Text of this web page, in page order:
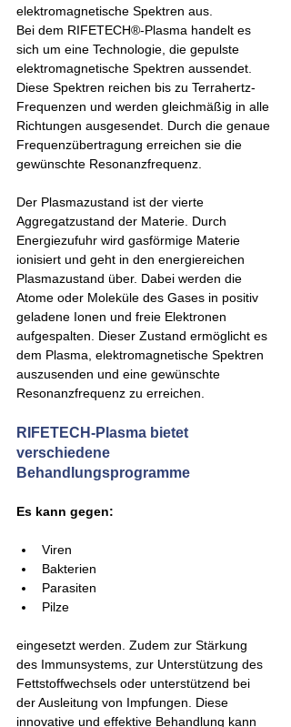
elektromagnetische Spektren aus.
Bei dem RIFETECH®-Plasma handelt es
sich um eine Technologie, die gepulste
elektromagnetische Spektren aussendet.
Diese Spektren reichen bis zu Terrahertz-
Frequenzen und werden gleichmäßig in alle
Richtungen ausgesendet. Durch die genaue
Frequenzübertragung erreichen sie die
gewünschte Resonanzfrequenz.
Der Plasmazustand ist der vierte
Aggregatzustand der Materie. Durch
Energiezufuhr wird gasförmige Materie
ionisiert und geht in den energiereichen
Plasmazustand über. Dabei werden die
Atome oder Moleküle des Gases in positiv
geladene Ionen und freie Elektronen
aufgespalten. Dieser Zustand ermöglicht es
dem Plasma, elektromagnetische Spektren
auszusenden und eine gewünschte
Resonanzfrequenz zu erreichen.
RIFETECH-Plasma bietet
verschiedene
Behandlungsprogramme
Es kann gegen:
Viren
Bakterien
Parasiten
Pilze
eingesetzt werden. Zudem zur Stärkung
des Immunsystems, zur Unterstützung des
Fettstoffwechsels oder unterstützend bei
der Ausleitung von Impfungen. Diese
innovative und effektive Behandlung kann